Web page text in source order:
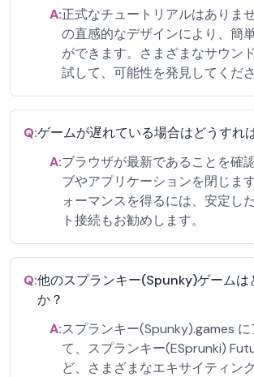
A:正式なチュートリアルはありま
の直感的なデザインにより、簡
ができます。さまざまなサウン
試して、可能性を発見してくだ
Q:ゲームが遅れている場合はどうすれ
A:ブラウザが最新であることを確
ブやアプリケーションを閉じま
ォーマンスを得るには、安定し
ト接続もお勧めします。
Q:他のスプランキー(Spunky)ゲームは
か？
A:スプランキー(Spunky).games に
て、スプランキー(ESprunki)
ど、さまざまなエキサイティン